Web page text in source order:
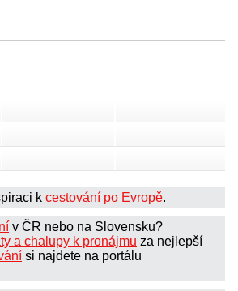
k cestování po Evropě.
v ČR nebo na Slovensku?
a chalupy k pronájmu za nejlepší
si najdete na portálu